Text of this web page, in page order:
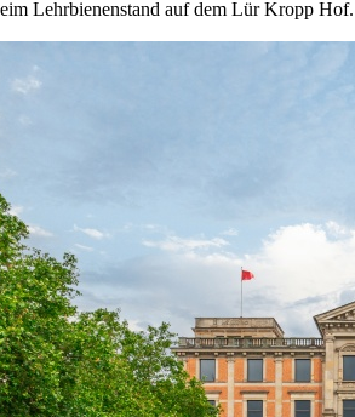
Lehrbienenstand auf dem Lür Kropp